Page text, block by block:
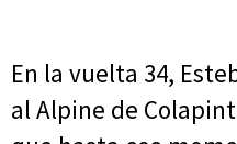
En la vuelta 34,
al Alpine de